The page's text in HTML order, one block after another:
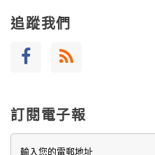
追蹤我們
訂閱電子報